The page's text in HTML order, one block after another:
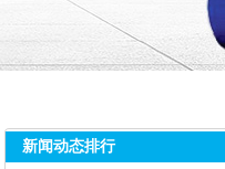
新闻动态排行